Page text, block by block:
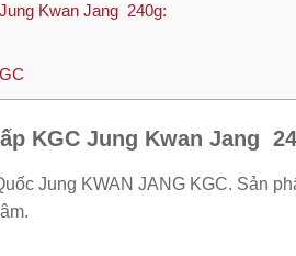
Kwan Jang 240g:
KGC Jung Kwan Jang
Jung KWAN JANG KGC. Sản